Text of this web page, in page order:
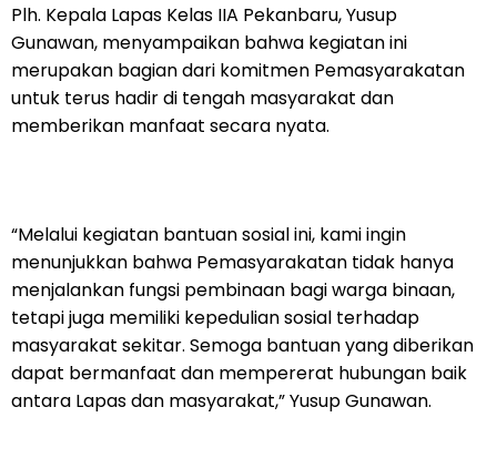
Plh. Kepala Lapas Kelas IIA Pekanbaru, Yusup
Gunawan, menyampaikan bahwa kegiatan ini
merupakan bagian dari komitmen Pemasyarakatan
untuk terus hadir di tengah masyarakat dan
memberikan manfaat secara nyata.
“Melalui kegiatan bantuan sosial ini, kami ingin
menunjukkan bahwa Pemasyarakatan tidak hanya
menjalankan fungsi pembinaan bagi warga binaan,
tetapi juga memiliki kepedulian sosial terhadap
masyarakat sekitar. Semoga bantuan yang diberikan
dapat bermanfaat dan mempererat hubungan baik
antara Lapas dan masyarakat,” Yusup Gunawan.